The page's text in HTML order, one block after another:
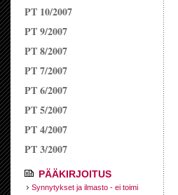
PT 10/2007
PT 9/2007
PT 8/2007
PT 7/2007
PT 6/2007
PT 5/2007
PT 4/2007
PT 3/2007
PÄÄKIRJOITUS
Synnytykset ja ilmasto - ei toimi